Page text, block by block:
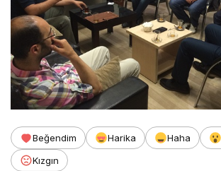
Beğendim Harika Haha
Kızgın